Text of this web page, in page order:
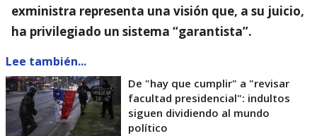
exministra representa una visión que, a su juicio,
ha privilegiado un sistema “garantista”.
Lee también...
De "hay que cumplir" a "revisar
facultad presidencial": indultos
siguen dividiendo al mundo
político